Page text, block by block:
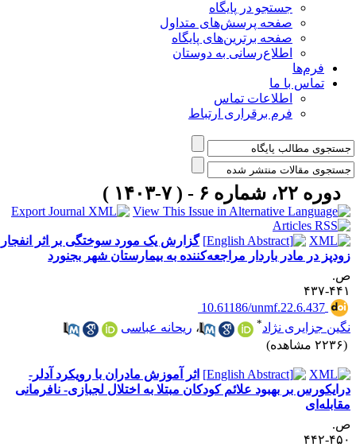
جستجو در پایگاه
صفحه پرسش‌های متداول
صفحه برترین‌های پایگاه
اطلاع‌رسانی به دوستان
فرم‌ها
تماس با ما
اطلاعات تماس
فرم برقراری ارتباط
دوره ۲۲، شماره ۶ - ( ۷-۱۴۰۳ )
گزارش یک مورد سوختگی بر اثر انفجار
در مادر باردار مراجعه‌کننده به بیمارستان شهر بجنورد
۴۳۷
‎ 10.61186/unmf.22.6.437
جزایری نژاد * ،ریحانه عباسی
اثر آموزش مادران با رویکرد آدلر-
بر بهبود علائم کودکان مبتلا به اختلال لجبازی- نافرمانی
۴۴۲